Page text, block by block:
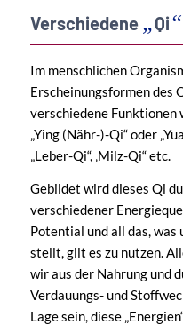
Verschiedene „Qi“
Im menschlichen
Erscheinungsformen des
verschiedene Funktionen
„Ying (Nähr-)-Qi“ oder
„Leber-Qi“, ‚Milz-Qi“ etc.
Gebildet wird dieses Qi
verschiedener
Potential und all das,
stellt, gilt es zu nutzen.
wir aus der Nahrung und
Verdauungs- und
Lage sein, diese